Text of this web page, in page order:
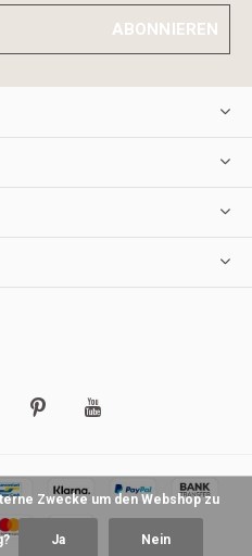
ABONNIEREN
Zwecke um den Webshop zu
Ja Nein